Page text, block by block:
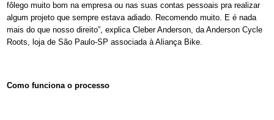
fôlego muito bom na empresa ou nas suas contas pessoais pra realizar
algum projeto que sempre estava adiado. Recomendo muito. E é nada
mais do que nosso direito”, explica Cleber Anderson, da Anderson Cycle
Roots, loja de São Paulo-SP associada à Aliança Bike.
Como funciona o processo